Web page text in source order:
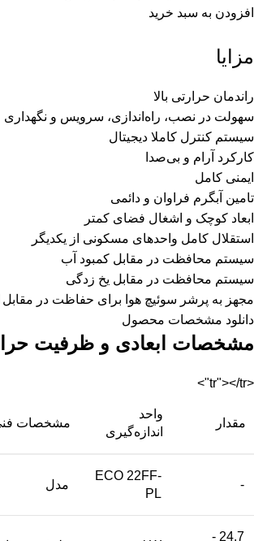
افزودن به سبد خرید
مزایا
راندمان حرارتی بالا
سهولت در نصب، راه‌اندازی، سرویس و نگهداری
سیستم کنترل کاملا دیجیتال
کارکرد آرام و بی‌صدا
ایمنی کامل
تامین آبگرم فراوان و دائمی
ابعاد کوچک و اشغال فضای کمتر
استقلال کامل واحدهای مسکونی از یکدیگر
سیستم محافظت در مقابل کمبود آب
سیستم محافظت در مقابل یخ زدگی
مجهز به پرشر سوئیچ هوا برای حفاظت در
دانلود مشخصات محصول
مشخصات ابعادی و ظرفیت
<tr"></tr">
مقدار
واحد
اندازه‌گیری
مشخصات
-
ECO 22FF-
PL
مدل
24.7 -